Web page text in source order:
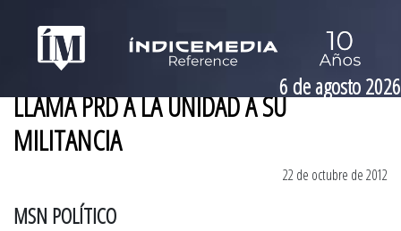
6 de agosto 2026
LLAMA PRD A LA UNIDAD A SU
MILITANCIA
22 de octubre de 2012
MSN POLÍTICO